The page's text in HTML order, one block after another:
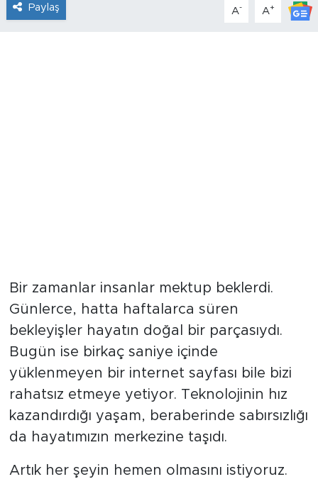
Paylaş A- A+
Bir zamanlar insanlar mektup beklerdi.
Günlerce, hatta haftalarca süren
bekleyişler hayatın doğal bir parçasıydı.
Bugün ise birkaç saniye içinde
yüklenmeyen bir internet sayfası bile bizi
rahatsız etmeye yetiyor. Teknolojinin hız
kazandırdığı yaşam, beraberinde sabırsızlığı
da hayatımızın merkezine taşıdı.
Artık her şeyin hemen olmasını istiyoruz.